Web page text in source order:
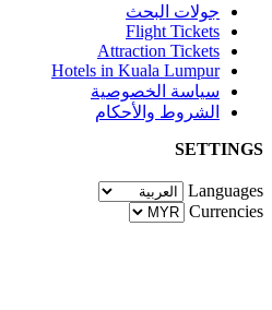
جولات البحث
Flight Tickets
Attraction Tickets
Hotels in Kuala Lumpur
سياسة الخصوصية
الشروط والأحكام
SETTINGS
Languages
Currencies